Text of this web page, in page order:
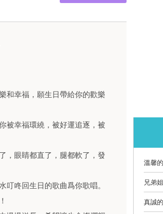
和幸福，願生日帶給你的歡樂
被幸福環繞，被好運追逐，被
，眼睛都直了，腿都軟了，發
叮咚回生日的歌曲爲你歌唱。
溫馨
兄弟
真誠